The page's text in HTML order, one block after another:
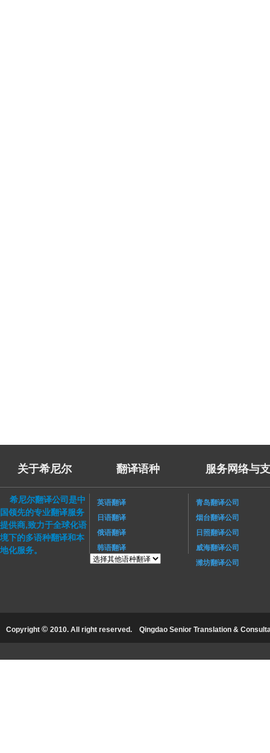
关于希尼尔 翻译语种 服务网络与
希尼尔翻译公司是中
国领先的专业翻译服务
提供商,致力于全球化语
境下的多语种翻译和本
地化服务。
英语翻译
日语翻译
俄语翻译
韩语翻译
青岛翻译公司
烟台翻译公司
日照翻译公司
威海翻译公司
潍坊翻译公司
Copyright © 2010. All right reserved. Qingdao Senior Translation &